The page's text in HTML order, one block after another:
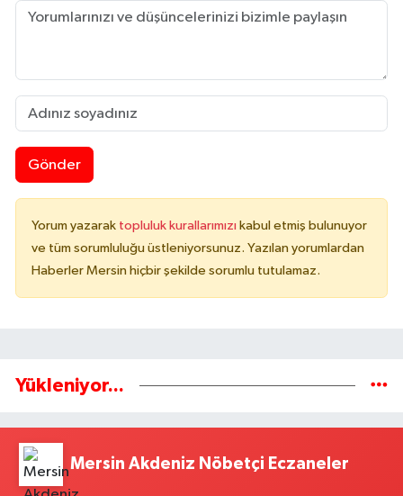
Gönder
Yorum yazarak topluluk kurallarımızı kabul etmiş bulunuyor
ve tüm sorumluluğu üstleniyorsunuz. Yazılan yorumlardan
Haberler Mersin hiçbir şekilde sorumlu tutulamaz.
Yükleniyor...
Mersin Akdeniz Nöbetçi Eczaneler